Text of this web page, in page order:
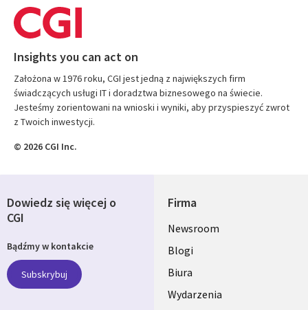
Insights you can act on
Założona w 1976 roku, CGI jest jedną z największych firm
świadczących usługi IT i doradztwa biznesowego na świecie.
Jesteśmy zorientowani na wnioski i wyniki, aby przyspieszyć zwrot
z Twoich inwestycji.
© 2026 CGI Inc.
Firma
Useful
links
SECTIONS
POLSKA
Newsroom
Blogi
Biura
Wydarzenia
Dowiedz się więcej o
CGI
Bądźmy w kontakcie
Subskrybuj